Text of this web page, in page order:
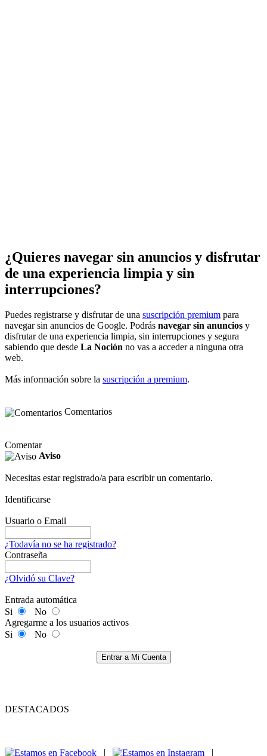
¿Quieres navegar sin anuncios y disfrutar
de una experiencia limpia y sin
interrupciones?
Puedes registrarse y disfrutar de una suscripción premium para
navegar sin anuncios de Google. Podrás navegar sin anuncios y
disfrutar de una experiencia limpia, sin interrupciones y segura
sabiendo que desde La Noción no vas a acceder a ninguna otra
web.
Más información sobre la suscripción a premium.
Comentarios
Comentar
Aviso
Necesitas estar registrado/a para escribir un comentario.
Identificarse
Usuario o Email
¿Todavía no se ha registrado?
Contraseña
¿Olvidó su Clave?
Entrada automática
Si
No
Agregarme a los usuarios activos
Si
No
Entrar a Mi Cuenta
DESTACADOS
| |